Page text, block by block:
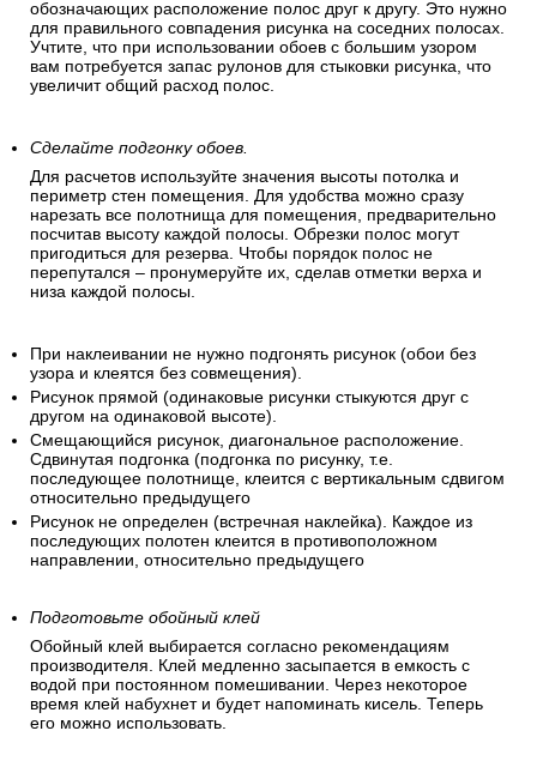
обозначающих расположение полос друг к другу. Это нужно
для правильного совпадения рисунка на соседних полосах.
Учтите, что при использовании обоев с большим узором
вам потребуется запас рулонов для стыковки рисунка, что
увеличит общий расход полос.
Сделайте подгонку обоев.
Для расчетов используйте значения высоты потолка и
периметр стен помещения. Для удобства можно сразу
нарезать все полотнища для помещения, предварительно
посчитав высоту каждой полосы. Обрезки полос могут
пригодиться для резерва. Чтобы порядок полос не
перепутался – пронумеруйте их, сделав отметки верха и
низа каждой полосы.
При наклеивании не нужно подгонять рисунок (обои без
узора и клеятся без совмещения).
Рисунок прямой (одинаковые рисунки стыкуются друг с
другом на одинаковой высоте).
Смещающийся рисунок, диагональное расположение.
Сдвинутая подгонка (подгонка по рисунку, т.е.
последующее полотнище, клеится с вертикальным сдвигом
относительно предыдущего
Рисунок не определен (встречная наклейка). Каждое из
последующих полотен клеится в противоположном
направлении, относительно предыдущего
Подготовьте обойный клей
Обойный клей выбирается согласно рекомендациям
производителя. Клей медленно засыпается в емкость с
водой при постоянном помешивании. Через некоторое
время клей набухнет и будет напоминать кисель. Теперь
его можно использовать.